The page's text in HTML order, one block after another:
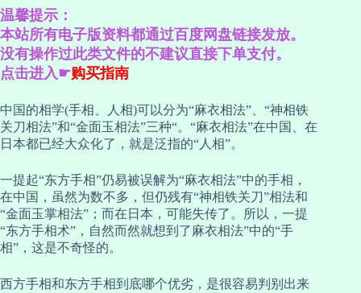
温馨提示：
本站所有电子版资料都通过百度网盘链接发放。
没有操作过此类文件的不建议直接下单支付。
点击进入☛购买指南
中国的相学(手相、人相)可以分为“麻衣相法”、“神相铁
关刀相法”和“金面玉相法”三种“。“麻衣相法”在中国、在
日本都已经大众化了，就是泛指的“人相”。
一提起“东方手相”仍易被误解为“麻衣相法”中的手相，
在中国，虽然为数不多，但仍残有“神相铁关刀”相法和
“金面玉掌相法”；而在日本，可能失传了。所以，一提
“东方手相术”，自然而然就想到了麻衣相法”中的“手
相”，这是不奇怪的。
西方手相和东方手相到底哪个优劣，是很容易判别出来